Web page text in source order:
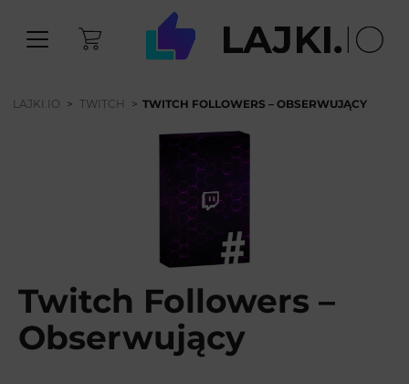
LAJKI.IO > TWITCH > TWITCH FOLLOWERS – OBSERWUJĄCY
Twitch Followers –
Obserwujący